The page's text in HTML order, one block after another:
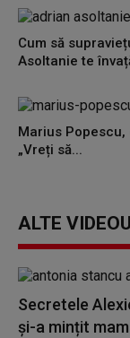
Cum să
Asoltanie te
Marius
„Vreți să...
ALTE
Secretele
și-a mințit